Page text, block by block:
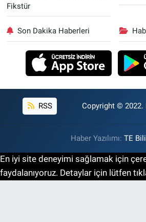
Fikstür
Son Dakika Haberleri
RSS Copyright © 2022.
Haber Yazılımı: TE
En iyi site deneyimi sağlamak için
faydalanıyoruz. Detaylar için lütfen